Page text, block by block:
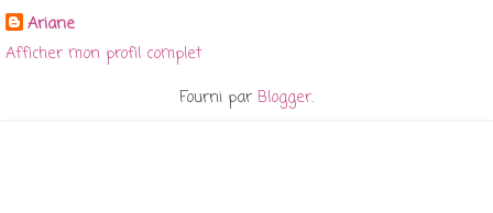
Ariane
Afficher mon profil complet
Fourni par Blogger.